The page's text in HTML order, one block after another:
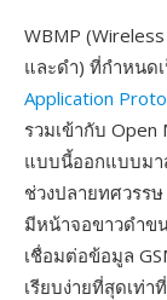
WBMP
และดำ) ที่กำหนด
Application
รวมเข้ากับ
แบบนี้ออกแบบมา
ช่วงปลายทศวรร
มีหน้าจอขาวดำข
เชื่อมต่อข้อมูล
เรียบง่ายที่สุดเท่า